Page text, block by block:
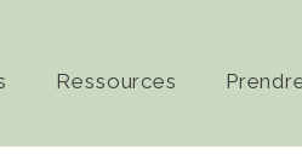
Ressources